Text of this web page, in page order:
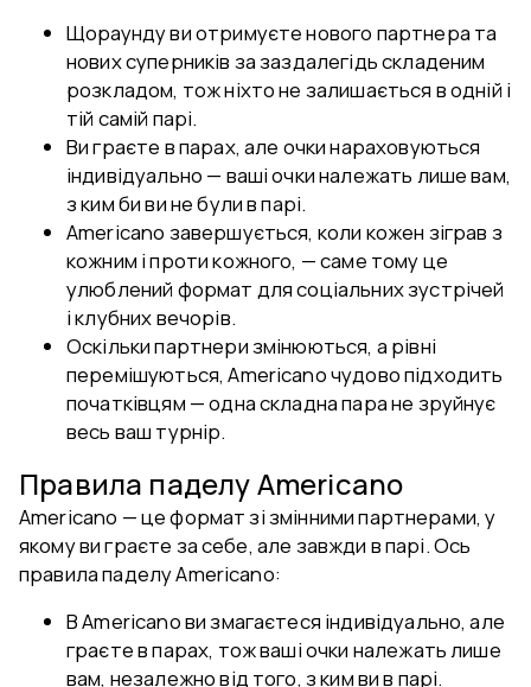
Щораунду ви отримуєте нового партнера та
нових суперників за заздалегідь складеним
розкладом, тож ніхто не залишається в одній і
тій самій парі.
Ви граєте в парах, але очки нараховуються
індивідуально — ваші очки належать лише вам,
з ким би ви не були в парі.
Americano завершується, коли кожен зіграв з
кожним і проти кожного, — саме тому це
улюблений формат для соціальних зустрічей
і клубних вечорів.
Оскільки партнери змінюються, а рівні
перемішуються, Americano чудово підходить
початківцям — одна складна пара не зруйнує
весь ваш турнір.
Правила паделу Americano
Americano — це формат зі змінними партнерами, у
якому ви граєте за себе, але завжди в парі. Ось
правила паделу Americano:
В Americano ви змагаєтеся індивідуально, але
граєте в парах, тож ваші очки належать лише
вам, незалежно від того, з ким ви в парі.